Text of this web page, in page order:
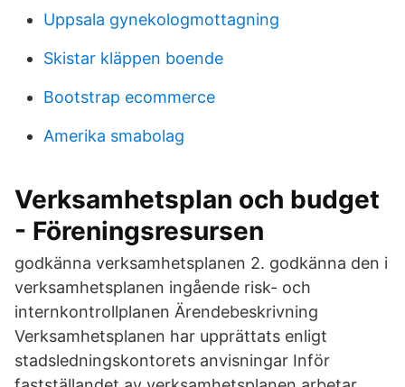
Uppsala gynekologmottagning
Skistar kläppen boende
Bootstrap ecommerce
Amerika smabolag
Verksamhetsplan och budget
- Föreningsresursen
godkänna verksamhetsplanen 2. godkänna den i
verksamhetsplanen ingående risk- och
internkontrollplanen Ärendebeskrivning
Verksamhetsplanen har upprättats enligt
stadsledningskontorets anvisningar Inför